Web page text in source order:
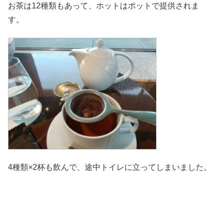
お茶は12種類もあって、ホットはポットで提供されま
す。
4種類×2杯も飲んで、途中トイレに立ってしまいました。